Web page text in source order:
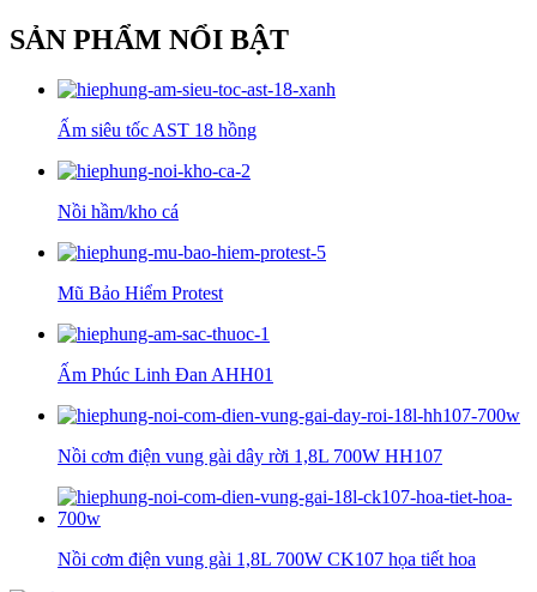
SẢN PHẨM NỔI BẬT
Ấm siêu tốc AST 18 hồng
Nồi hầm/kho cá
Mũ Bảo Hiểm Protest
Ấm Phúc Linh Đan AHH01
Nồi cơm điện vung gài dây rời 1,8L 700W HH107
Nồi cơm điện vung gài 1,8L 700W CK107 họa tiết hoa